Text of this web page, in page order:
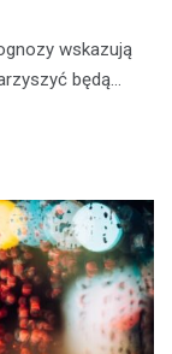
wskazują
będą…